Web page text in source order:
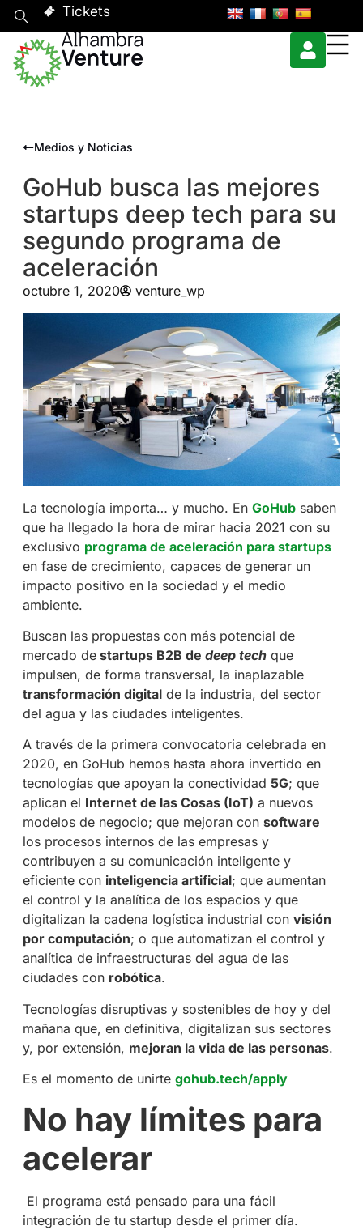
Tickets
Medios y Noticias
GoHub busca las mejores
startups deep tech para su
segundo programa de
aceleración
octubre 1, 2020 venture_wp
La tecnología importa… y mucho. En GoHubsaben
que ha llegado la hora de mirar hacia 2021 con su
exclusivo programa de aceleración para startups
en fase de crecimiento, capaces de generar un
impacto positivo en la sociedad y el medio
ambiente.
Buscan las propuestas con más potencial de
mercado destartups B2B de deep techque
impulsen, de forma transversal, la inaplazable
transformación digitalde la industria, del sector
del agua y las ciudades inteligentes.
A través de la primera convocatoria celebrada en
2020, en GoHub hemos hasta ahora invertido en
tecnologías que apoyan la conectividad 5G; que
aplican el Internet de las Cosas (IoT) a nuevos
modelos de negocio; que mejoran con software
los procesos internos de las empresas y
contribuyen a su comunicación inteligente y
eficiente con inteligencia artificial; que aumentan
el control y la analítica de los espacios y que
digitalizan la cadena logística industrial con visión
por computación; o que automatizan el control y
analítica de infraestructuras del agua de las
ciudades con robótica.
Tecnologías disruptivas y sostenibles de hoy y del
mañana que, en definitiva, digitalizan sus sectores
y, por extensión, mejoran la vida de las personas.
Es el momento de unirte gohub.tech/apply
No hay límites para
acelerar
El programa está pensado para una fácil
integración de tu startup desde el primer día.